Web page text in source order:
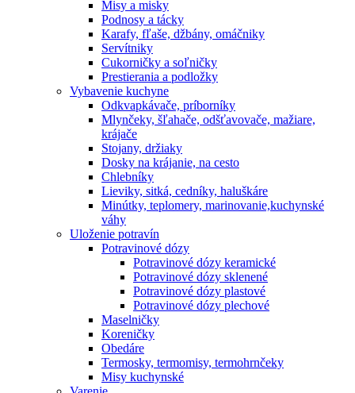
Misy a misky
Podnosy a tácky
Karafy, fľaše, džbány, omáčniky
Servítniky
Cukorničky a soľničky
Prestierania a podložky
Vybavenie kuchyne
Odkvapkávače, príborníky
Mlynčeky, šľahače, odšťavovače, mažiare,
krájače
Stojany, držiaky
Dosky na krájanie, na cesto
Chlebníky
Lieviky, sitká, cedníky, haluškáre
Minútky, teplomery, marinovanie,kuchynské
váhy
Uloženie potravín
Potravinové dózy
Potravinové dózy keramické
Potravinové dózy sklenené
Potravinové dózy plastové
Potravinové dózy plechové
Maselničky
Koreničky
Obedáre
Termosky, termomisy, termohrnčeky
Misy kuchynské